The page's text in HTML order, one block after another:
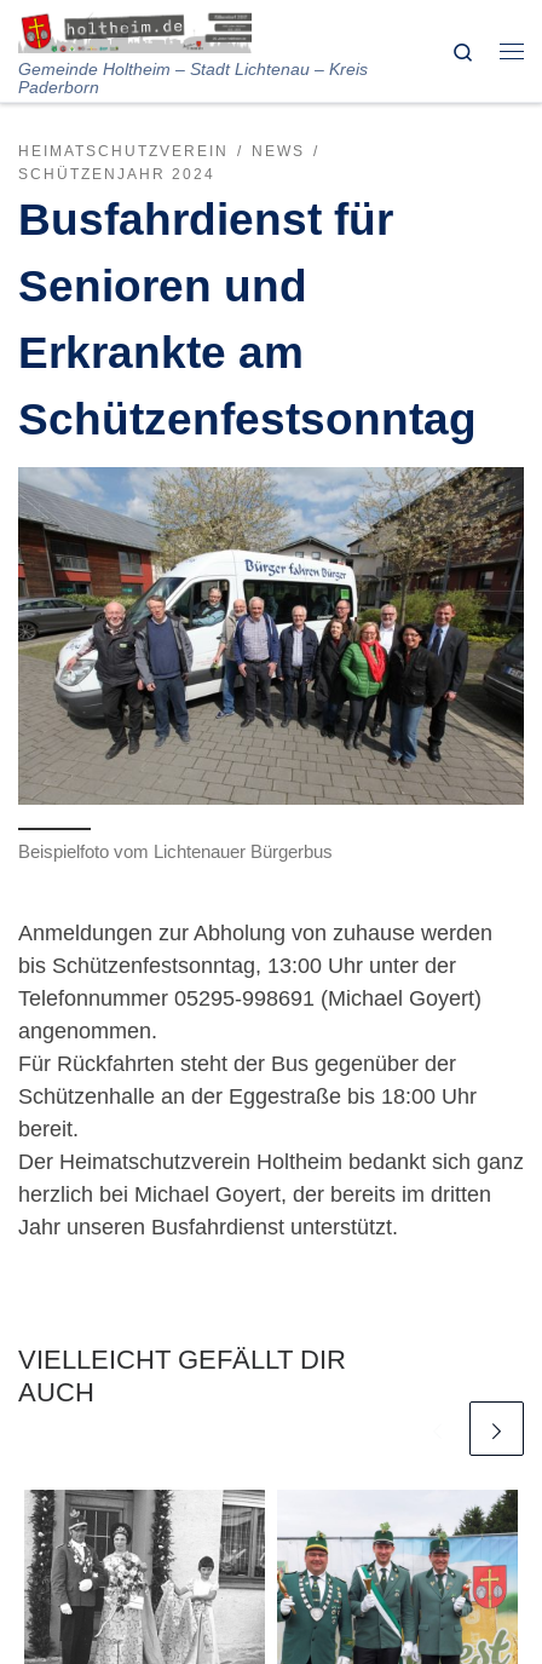
Skip to content
Gemeinde Holtheim – Stadt Lichtenau – Kreis
Paderborn
Search
HEIMATSCHUTZVEREIN
NEWS
SCHÜTZENJAHR 2024
Busfahrdienst für
Senioren und
Erkrankte am
Schützenfestsonntag
Beispielfoto vom Lichtenauer Bürgerbus
Anmeldungen zur Abholung von zuhause werden
bis Schützenfestsonntag, 13:00 Uhr unter der
Telefonnummer 05295-998691 (Michael Goyert)
angenommen.
Für Rückfahrten steht der Bus gegenüber der
Schützenhalle an der Eggestraße bis 18:00 Uhr
bereit.
Der Heimatschutzverein Holtheim bedankt sich ganz
herzlich bei Michael Goyert, der bereits im dritten
Jahr unseren Busfahrdienst unterstützt.
VIELLEICHT GEFÄLLT DIR
AUCH